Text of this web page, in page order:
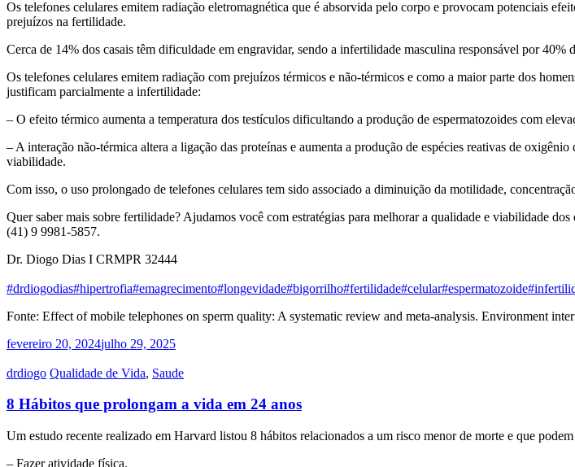
Os telefones celulares emitem radiação eletromagnética que é absorvida pelo corpo e provocam potenciais
prejuízos na fertilidade.
Cerca de 14% dos casais têm dificuldade em engravidar, sendo a infertilidade masculina responsável por
Os telefones celulares emitem radiação com prejuízos térmicos e não-térmicos e como a maior parte dos
justificam parcialmente a infertilidade:
– O efeito térmico aumenta a temperatura dos testículos dificultando a produção de espermatozoides com
– A interação não-térmica altera a ligação das proteínas e aumenta a produção de espécies reativas de
viabilidade.
Com isso, o uso prolongado de telefones celulares tem sido associado a diminuição da motilidade,
Quer saber mais sobre fertilidade? Ajudamos você com estratégias para melhorar a qualidade e viabilidade
(41) 9 9981-5857.
Dr. Diogo Dias I CRMPR 32444
#drdiogodias#hipertrofia#emagrecimento#longevidade#bigorrilho#fertilidade#celular#espermatozoide
Fonte: Effect of mobile telephones on sperm quality: A systematic review and meta-analysis. Environment
fevereiro 20, 2024julho 29, 2025
drdiogo Qualidade de Vida, Saude
8 Hábitos que prolongam a vida em 24 anos
Um estudo recente realizado em Harvard listou 8 hábitos relacionados a um risco menor de morte e que
– Fazer atividade física.